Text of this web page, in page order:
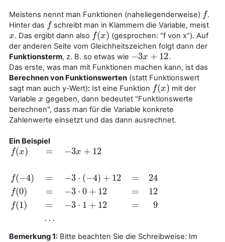
Meistens nennt man Funktionen (naheliegenderweise) f
f .
Hinter das f
f schreibt man in Klammern die Variable, meist
x
x . Das ergibt dann also f(x)
f(x)
(gesprochen: "f von x"). Auf
der anderen Seite vom Gleichheitszeichen folgt dann der
Funktionsterm, z. B. so etwas wie −3x + 12
−3x+ 12
.
Das erste, was man mit Funktionen machen kann, ist das
Berechnen von Funktionswerten (statt Funktionswert
sagt man auch y-Wert): Ist eine Funktion f(x)
f(x)
mit der
Variable x
x gegeben, dann bedeutet "Funktionswerte
berechnen", dass man für die Variable konkrete
Zahlenwerte einsetzt und das dann ausrechnet.
Ein Beispiel
f(x)
f(−4)
f(0)
f(1)
=
=
=
=
…
−3x + 12
−3 ⋅ (−4) + 12
−3 ⋅ 0 + 12
−3 ⋅ 1 + 12
=
=
=
24
12
9
f( x) = 3 ⋅ 4)
Bemerkung 1: Bitte beachten Sie die Schreibweise: Im